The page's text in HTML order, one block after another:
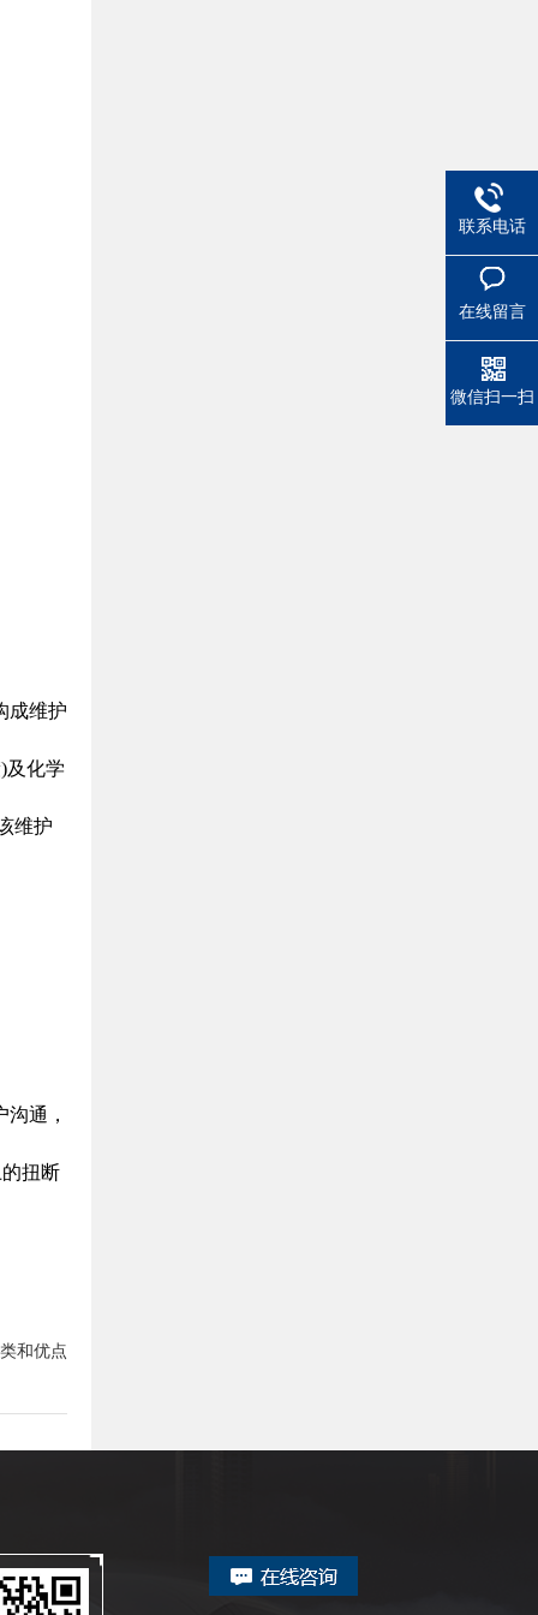
成维护
及化学
维护
通，
扭断
和优点
联系电话
在线留言
微信扫一扫